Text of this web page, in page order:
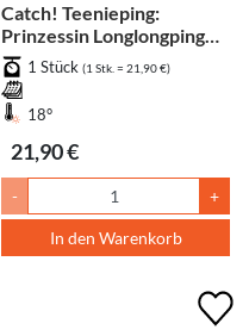
Catch! Teenieping:
Prinzessin Longlongping
Schwan-Figur
1 Stück (1 Stk. = 21,90 €)
18°
21,90 €
- +
In den Warenkorb